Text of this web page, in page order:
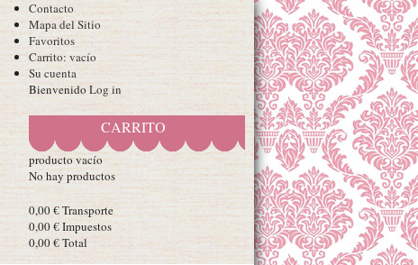
Contacto
Mapa del Sitio
Favoritos
Carrito: vacío
Su cuenta
Bienvenido Log in
CARRITO
producto vacío
No hay productos
0,00 €Transporte
0,00 €Impuestos
0,00 €Total